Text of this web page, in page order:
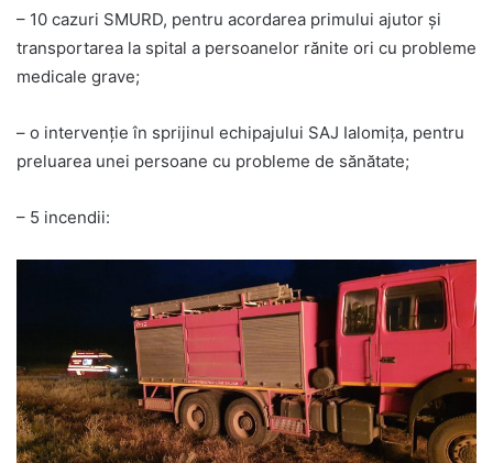
– 10 cazuri SMURD, pentru acordarea primului ajutor și
transportarea la spital a persoanelor rănite ori cu probleme
medicale grave;
– o intervenție în sprijinul echipajului SAJ Ialomița, pentru
preluarea unei persoane cu probleme de sănătate;
– 5 incendii: